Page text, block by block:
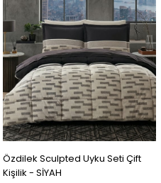
Özdilek Sculpted Uyku Seti Çift
Kişilik - SİYAH